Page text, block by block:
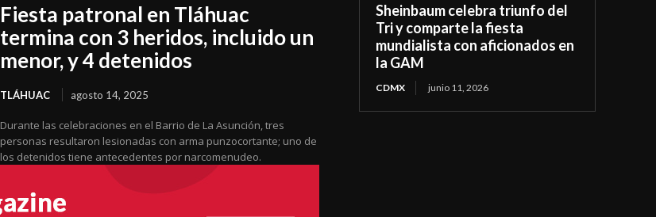
Fiesta patronal en Tláhuac
termina con 3 heridos, incluido un
menor, y 4 detenidos
TLÁHUAC agosto 14, 2025
Durante las celebraciones en el Barrio de La Asunción, tres
personas resultaron lesionadas con arma punzocortante; uno de
los detenidos tiene antecedentes por narcomenudeo.
Sheinbaum celebra triunfo del
Tri y comparte la fiesta
mundialista con aficionados en
la GAM
CDMX junio 11, 2026